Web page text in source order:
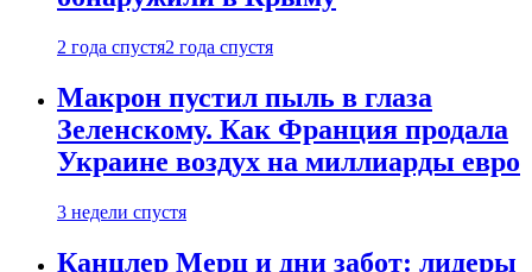
2 года спустя2 года спустя
Макрон пустил пыль в глаза
Зеленскому. Как Франция продала
Украине воздух на миллиарды евро
3 недели спустя
Канцлер Мерц и дни забот: лидеры